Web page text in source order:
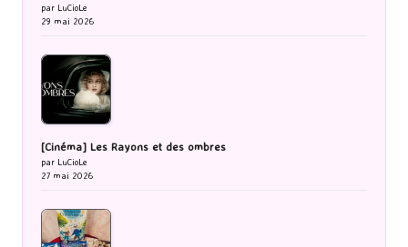
par LuCioLe
29 mai 2026
[Cinéma] Les Rayons et des ombres
par LuCioLe
27 mai 2026